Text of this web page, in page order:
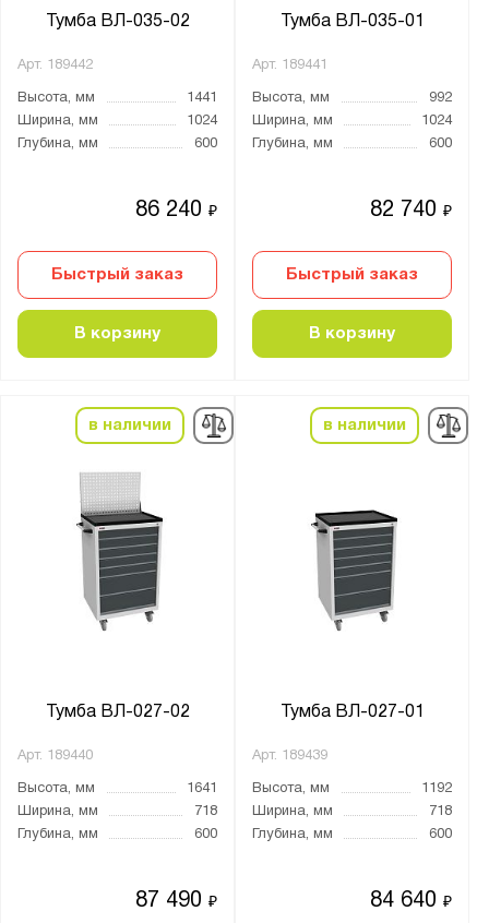
Тумба ВЛ-035-02
Арт. 189442
Высота, мм
1441
Ширина, мм
1024
Глубина, мм
600
86 240₽
Быстрый заказ
В корзину
Тумба ВЛ-035-01
Арт. 189441
Высота, мм
992
Ширина, мм
1024
Глубина, мм
600
82 740₽
Быстрый заказ
В корзину
в наличии
Тумба ВЛ-027-02
Арт. 189440
Высота, мм
1641
Ширина, мм
718
Глубина, мм
600
87 490₽
в наличии
Тумба ВЛ-027-01
Арт. 189439
Высота, мм
1192
Ширина, мм
718
Глубина, мм
600
84 640₽
Графитовый (RAL 7012)
Графитовый серый (RAL 7024)
Небесно-синий (RAL 5015)
Светло-серый (RAL 7035)
Фанера 30 мм
Тип колёс:
4 колеса
4 колеса с тормозом
Лоток для принадлежностей:
Да
Россия
Верстакофф
Диполь